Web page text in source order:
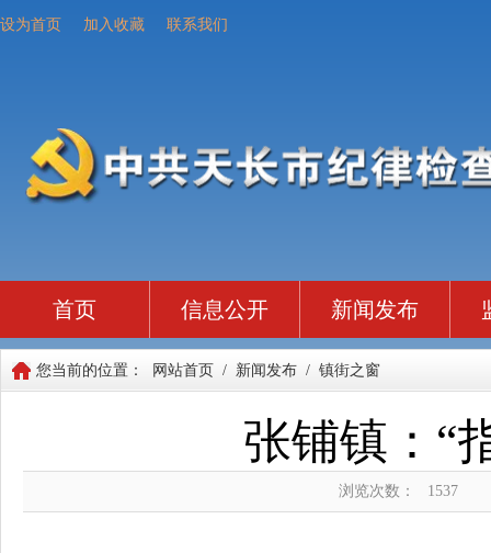
设为首页 加入收藏 联系我们
首页 信息公开 新闻发布
您当前的位置： 网站首页 / 新闻发布 / 镇街之窗
张铺镇：“
浏览次数： 1537